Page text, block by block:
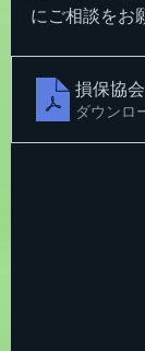
にご相談をお
損保協
ダウンロ